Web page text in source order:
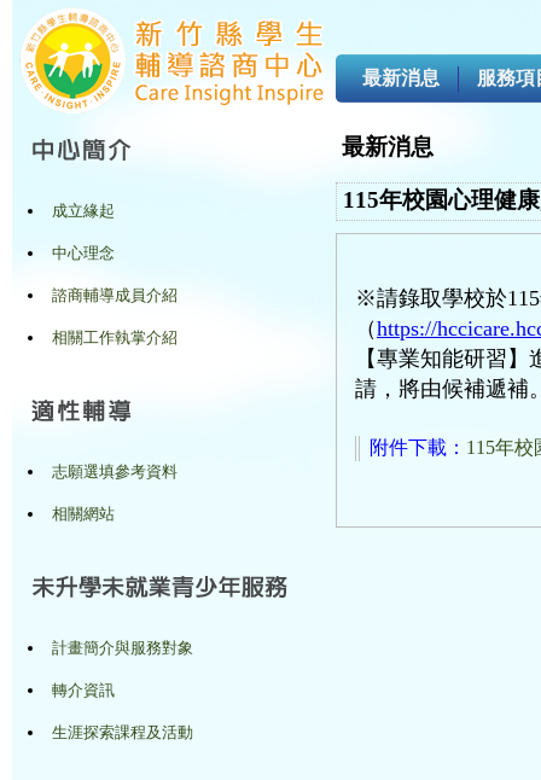
最新消息 服務項
成立緣起
中心理念
諮商輔導成員介紹
相關工作執掌介紹
志願選填參考資料
相關網站
計畫簡介與服務對象
轉介資訊
生涯探索課程及活動
最新消息
115年校園心理健
※請錄取學校於
（https://
【專業知能研習
請，將由候補遞補
附件下載： 115年